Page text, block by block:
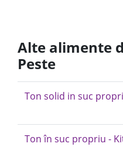
Alte alimente
Peste
Ton solid in suc
Ton în suc propriu -